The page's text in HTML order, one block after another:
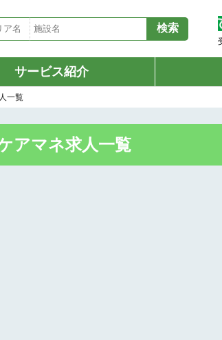
サービス紹介
一覧
アマネ求人一覧